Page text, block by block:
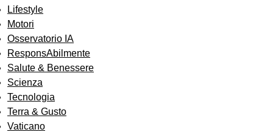
Lifestyle
Motori
Osservatorio IA
ResponsAbilmente
Salute & Benessere
Scienza
Tecnologia
Terra & Gusto
Vaticano